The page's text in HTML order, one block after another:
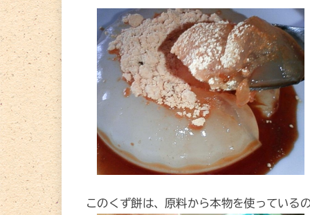
このくず餅は、原料から本物を使っている